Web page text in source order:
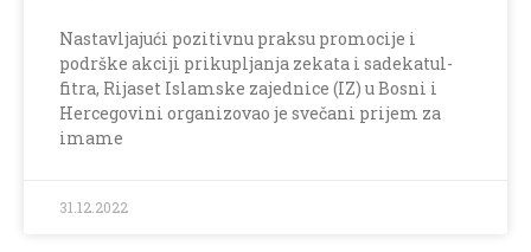
Nastavljajući pozitivnu praksu promocije i
podrške akciji prikupljanja zekata i sadekatul-
fitra, Rijaset Islamske zajednice (IZ) u Bosni i
Hercegovini organizovao je svečani prijem za
imame
31.12.2022